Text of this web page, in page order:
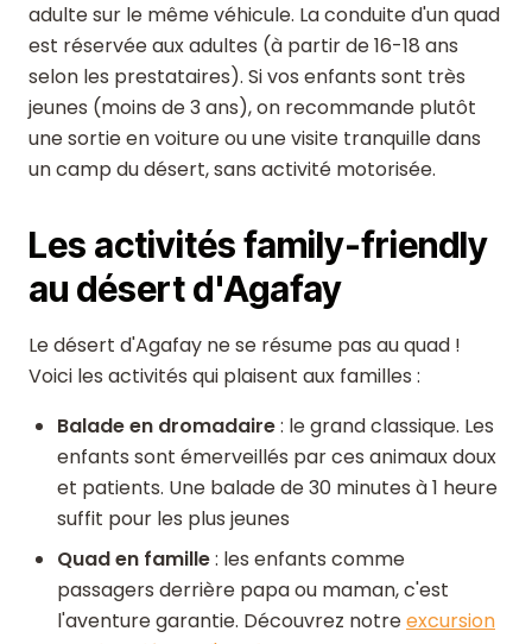
adulte sur le même véhicule. La conduite d'un quad
est réservée aux adultes (à partir de 16-18 ans
selon les prestataires). Si vos enfants sont très
jeunes (moins de 3 ans), on recommande plutôt
une sortie en voiture ou une visite tranquille dans
un camp du désert, sans activité motorisée.
Les activités family-friendly
au désert d'Agafay
Le désert d'Agafay ne se résume pas au quad !
Voici les activités qui plaisent aux familles :
Balade en dromadaire: le grand classique. Les
enfants sont émerveillés par ces animaux doux
et patients. Une balade de 30 minutes à 1 heure
suffit pour les plus jeunes
Quad en famille: les enfants comme
passagers derrière papa ou maman, c'est
l'aventure garantie. Découvrez notreexcursion